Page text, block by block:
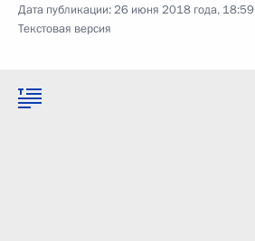
Дата публикации:26 июня 2018 года, 18:59
Текстовая версия